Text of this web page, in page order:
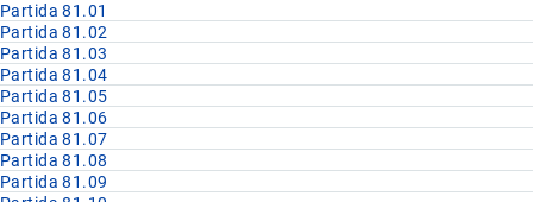
Partida 81.01
Partida 81.02
Partida 81.03
Partida 81.04
Partida 81.05
Partida 81.06
Partida 81.07
Partida 81.08
Partida 81.09